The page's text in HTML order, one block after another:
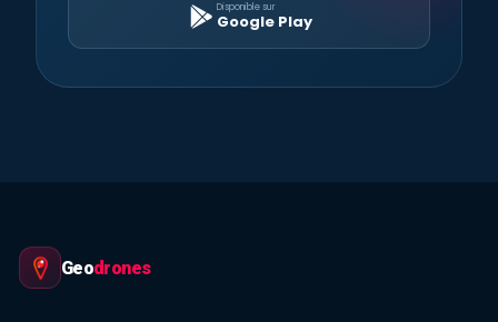
Disponible sur
Google Play
Geodrones